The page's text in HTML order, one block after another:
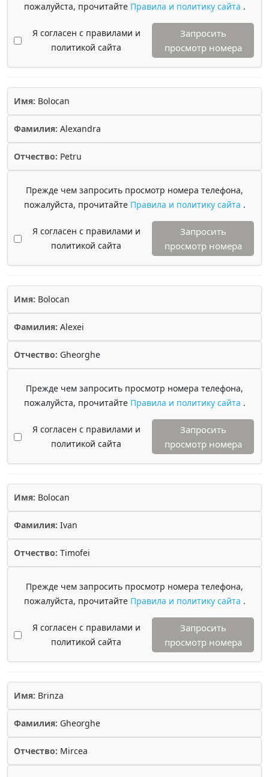
пожалуйста, прочитайте Правила и политику сайта .
Я согласен с правилами и
политикой сайта
Запросить
просмотр номера
Имя: Bolocan
Фамилия: Alexandra
Отчество: Petru
Прежде чем запросить просмотр номера телефона,
пожалуйста, прочитайте Правила и политику сайта .
Я согласен с правилами и
политикой сайта
Запросить
просмотр номера
Имя: Bolocan
Фамилия: Alexei
Отчество: Gheorghe
Прежде чем запросить просмотр номера телефона,
пожалуйста, прочитайте Правила и политику сайта .
Я согласен с правилами и
политикой сайта
Запросить
просмотр номера
Имя: Bolocan
Фамилия: Ivan
Отчество: Timofei
Прежде чем запросить просмотр номера телефона,
пожалуйста, прочитайте Правила и политику сайта .
Я согласен с правилами и
политикой сайта
Запросить
просмотр номера
Имя: Brinza
Фамилия: Gheorghe
Отчество: Mircea